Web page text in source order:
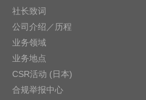
社长致词
公司介绍／历程
业务领域
业务地点
CSR活动 (日本)
合规举报中心